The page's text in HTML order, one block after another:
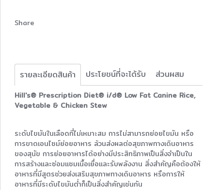
Share
รายละเอียดสินค้า ประโยชน์ที่จะได้รับ ส่วนผสม
Hill's® Prescription Diet® i/d® Low Fat Canine Rice,
Vegetable & Chicken Stew
ระดับไขมันในเลือดที่ไม่เหมาะสม การไม่สามารถย่อยไขมัน หรือ
การขาดเอนไซม์ย่อยอาหาร ล้วนส่งผลต่อสุขภาพทางเดินอาหาร
ของสุนัข การย่อยอาหารได้อย่างมีประสิทธิภาพเป็นสิ่งจำเป็นใน
การสร้างและซ่อมแซมเนื้อเยื่อและรับพลังงาน สิ่งสำคัญคือต้องให้
อาหารที่มีสูตรช่วยส่งเสริมสุขภาพทางเดินอาหาร หรือการให้
อาหารที่มีระดับไขมันต่ำก็เป็นสิ่งสำคัญเช่นกัน